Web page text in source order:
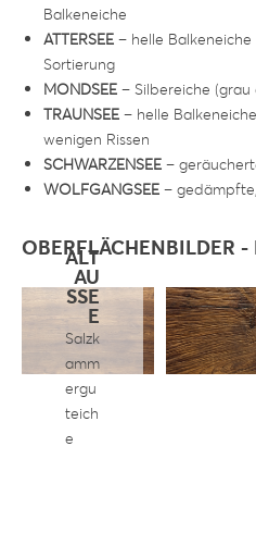
Balkeneiche
ATTERSEE – helle
Sortierung
MONDSEE – Silbereiche
TRAUNSEE – helle
wenigen Rissen
SCHWARZENSEE –
WOLFGANGSEE –
OBERFLÄCHENBILDER
ALT
AU
SSE
E
Salzk
amm
ergu
teich
e